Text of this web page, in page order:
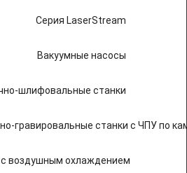
Серия LaserStream
Вакуумные насосы
шлифовальные станки
гравировальные станки с ЧПУ по
с воздушным охлаждением